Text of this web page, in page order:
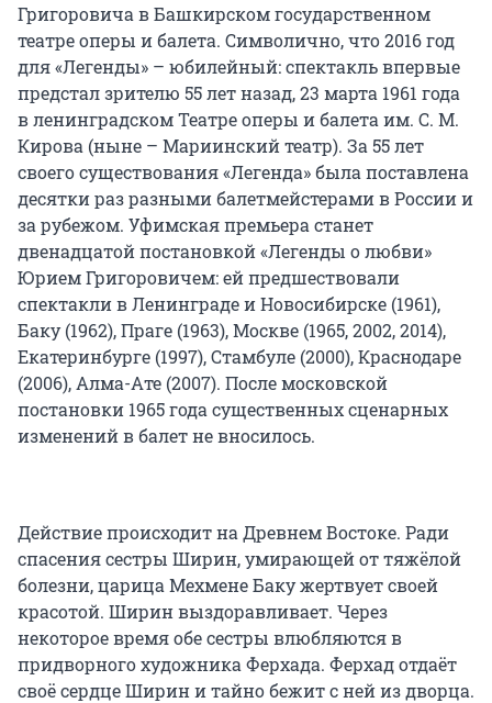
Григоровича в Башкирском государственном
театре оперы и балета. Символично, что 2016 год
для «Легенды» – юбилейный: спектакль впервые
предстал зрителю 55 лет назад, 23 марта 1961 года
в ленинградском Театре оперы и балета им. С. М.
Кирова (ныне – Мариинский театр). За 55 лет
своего существования «Легенда» была поставлена
десятки раз разными балетмейстерами в России и
за рубежом. Уфимская премьера станет
двенадцатой постановкой «Легенды о любви»
Юрием Григоровичем: ей предшествовали
спектакли в Ленинграде и Новосибирске (1961),
Баку (1962), Праге (1963), Москве (1965, 2002, 2014),
Екатеринбурге (1997), Стамбуле (2000), Краснодаре
(2006), Алма-Ате (2007). После московской
постановки 1965 года существенных сценарных
изменений в балет не вносилось.
Действие происходит на Древнем Востоке. Ради
спасения сестры Ширин, умирающей от тяжёлой
болезни, царица Мехмене Баку жертвует своей
красотой. Ширин выздоравливает. Через
некоторое время обе сестры влюбляются в
придворного художника Ферхада. Ферхад отдаёт
своё сердце Ширин и тайно бежит с ней из дворца.